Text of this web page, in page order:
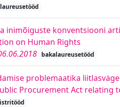
inimõiguste konventsiooni
on Human Rights
bakalaureusetööd
problemaatika
Procurement Act relating